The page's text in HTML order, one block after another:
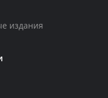
издания